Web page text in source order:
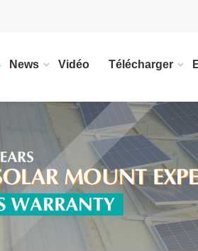
News Vidéo Télécharger